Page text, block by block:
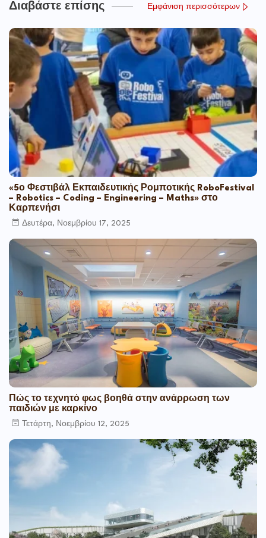
Διαβάστε επίσης Εμφάνιση περισσότερων
«5ο Φεστιβάλ Εκπαιδευτικής Ρομποτικής RoboFestival
– Robotics – Coding – Engineering – Maths» στο
Καρπενήσι
Δευτέρα, Νοεμβρίου 17, 2025
Πώς το τεχνητό φως βοηθά στην ανάρρωση των
παιδιών με καρκίνο
Τετάρτη, Νοεμβρίου 12, 2025